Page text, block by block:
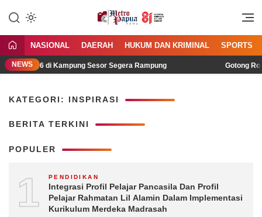
MetroPapua News
Jangan Gentar Bicara Benar
NASIONAL DAERAH HUKUM DAN KRIMINAL SPORTS
NEWS
Type 36 di Kampung Sesor Segera Rampung Gotong
KATEGORI: INSPIRASI
BERITA TERKINI
POPULER
1 PENDIDIKAN
Integrasi Profil Pelajar Pancasila Dan Profil
Pelajar Rahmatan Lil Alamin Dalam Implementasi
Kurikulum Merdeka Madrasah